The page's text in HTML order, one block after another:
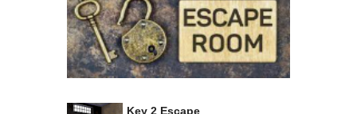
Key 2 Escape